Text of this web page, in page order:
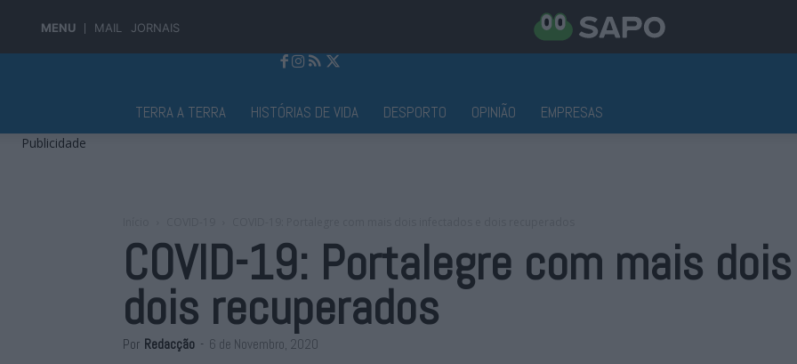
MENU MAIL JORNAIS
TERRA A TERRA HISTÓRIAS DE VIDA DESPORTO OPINIÃO EMPRESAS
Publicidade
COVID-19: Portalegre com mais
dois recuperados
Por Redacção - 6 de Novembro, 2020